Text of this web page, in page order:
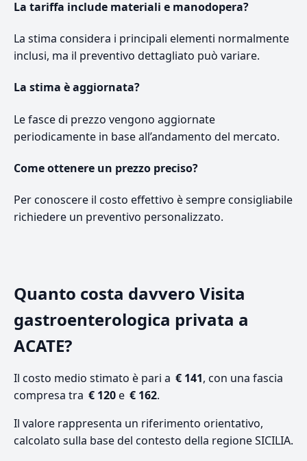
La tariffa include materiali e manodopera?
La stima considera i principali elementi normalmente
inclusi, ma il preventivo dettagliato può variare.
La stima è aggiornata?
Le fasce di prezzo vengono aggiornate
periodicamente in base all’andamento del mercato.
Come ottenere un prezzo preciso?
Per conoscere il costo effettivo è sempre consigliabile
richiedere un preventivo personalizzato.
Quanto costa davvero Visita
gastroenterologica privata a
ACATE?
Il costo medio stimato è pari a € 141, con una fascia
compresa tra € 120e € 162.
Il valore rappresenta un riferimento orientativo,
calcolato sulla base del contesto della regione SICILIA.